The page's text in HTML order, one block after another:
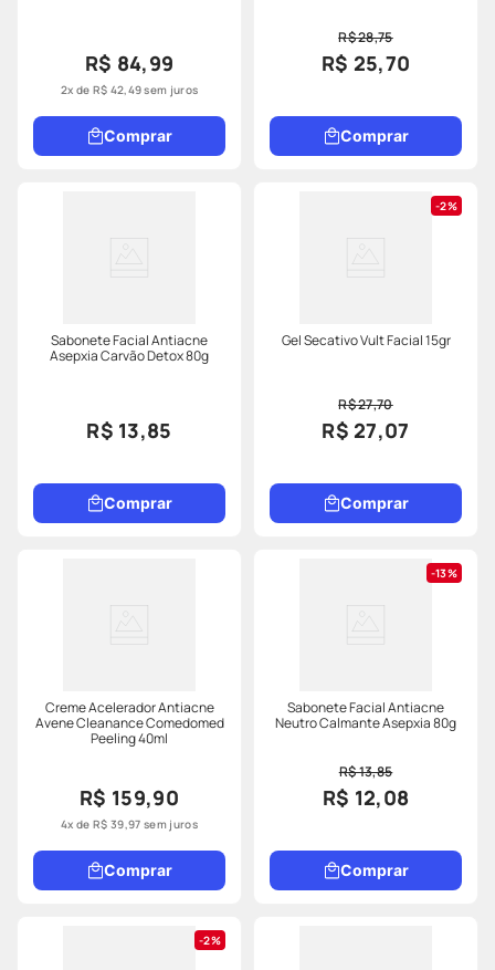
R$ 84,99
2x de R$ 42,49sem juros
Comprar
R$ 28,75
R$ 25,70
Comprar
Sabonete Facial Antiacne
Asepxia Carvão Detox 80g
R$ 13,85
Comprar
2%
Gel Secativo Vult Facial 15gr
R$ 27,70
R$ 27,07
Comprar
Creme Acelerador Antiacne
Avene Cleanance Comedomed
Peeling 40ml
R$ 159,90
4x deR$ 39,97 sem juros
Comprar
13%
Sabonete Facial Antiacne
Neutro Calmante Asepxia 80g
R$ 13,85
R$ 12,08
Comprar
2%